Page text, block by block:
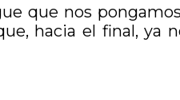
que nos
hacia el final,